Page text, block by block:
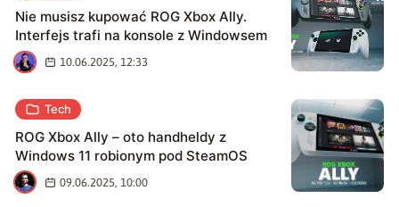
Nie musisz kupować ROG Xbox Ally.
Interfejs trafi na konsole z Windowsem
M
10.06.2025, 12:33
Tech
ROG Xbox Ally – oto handheldy z
Windows 11 robionym pod SteamOS
H
09.06.2025, 10:00